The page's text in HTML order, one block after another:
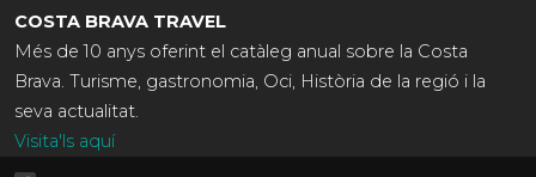
COSTA BRAVA TRAVEL
Més de 10 anys oferint el catàleg anual sobre la Costa
Brava. Turisme, gastronomia, Oci, Història de la regió i la
seva actualitat.
Visita'ls aquí